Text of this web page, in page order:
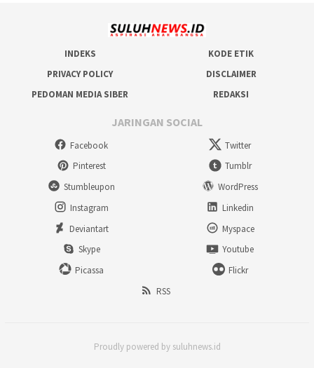
INDEKS
KODE ETIK
PRIVACY POLICY
DISCLAIMER
PEDOMAN MEDIA SIBER
REDAKSI
JARINGAN SOCIAL
Facebook
Twitter
Pinterest
Tumblr
Stumbleupon
WordPress
Instagram
Linkedin
Deviantart
Myspace
Skype
Youtube
Picassa
Flickr
RSS
Proudly powered by suluhnews.id